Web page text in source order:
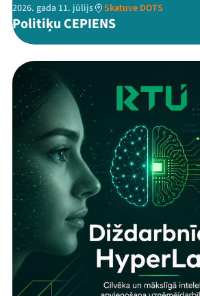
2026. gada 11. jūlijs Skatuve DOTS
Politiķu CEPIENS